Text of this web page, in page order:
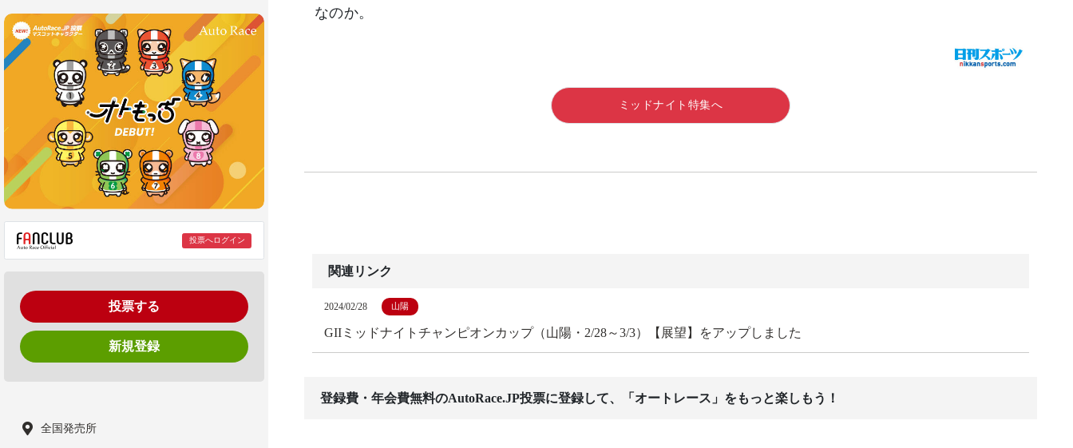
投票へログイン
投票する
新規登録
全国発売所
なのか。
ミッドナイト特集へ
関連リンク
2024/02/28 山陽
GIIミッドナイトチャンピオンカップ（山陽・2/28～3/3）【展望】をアップしました
登録費・年会費無料のAutoRace.JP投票に登録して、「オートレース」をもっと楽しもう！